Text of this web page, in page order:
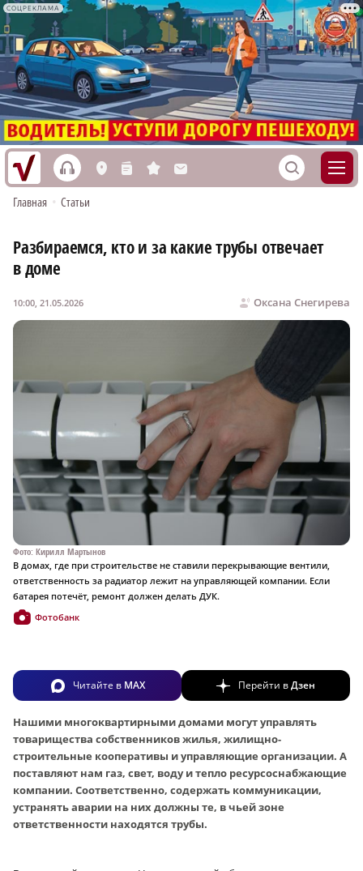
СОЦРЕКЛАМА
h L n s M S
Главная • Статьи
Разбираемся, кто и за какие трубы отвечает
в доме
Оксана Снегирева
10:00, 21.05.2026
Фото: Кирилл Мартынов
В домах, где при строительстве не ставили перекрывающие вентили,
ответственность за радиатор лежит на управляющей компании. Если
батарея потечёт, ремонт должен делать ДУК.
Фотобанк
Читайте в MAX Перейти вДзен
Нашими многоквартирными домами могут управлять
товарищества собственников жилья, жилищно-
строительные кооперативы и управляющие организации. А
поставляют нам газ, свет, воду и тепло ресурсоснабжающие
компании. Соответственно, содержать коммуникации,
устранять аварии на них должны те, в чьей зоне
ответственности находятся трубы.